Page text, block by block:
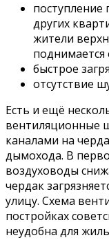
поступление
других
жители
поднимается
быстрое
отсутствие
Есть и ещё
вентиляционные
каналами на
дымохода. В
воздуховоды
чердак
улицу. Схема
постройках
неудобна для